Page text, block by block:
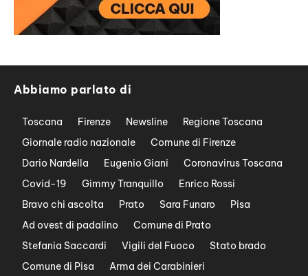
Abbiamo parlato di
Toscana Firenze Newsline
Regione Toscana
Giornale radio nazionale
Comune di Firenze
Dario Nardella
Eugenio Giani
Coronavirus Toscana
Covid-19
Gimmy Tranquillo
Enrico Rossi
Bravo chi ascolta
Prato Sara Funaro
Pisa
Ad ovest di padalino
Comune di Prato
Stefania Saccardi
Vigili del Fuoco
Stato brado
Comune di Pisa
Arma dei Carabinieri